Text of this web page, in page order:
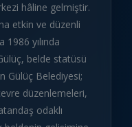
hâline gelmiştir.
etkin ve düzenli
yılında
belde statüsü
Gülüç Belediyesi;
düzenlemeleri,
odaklı